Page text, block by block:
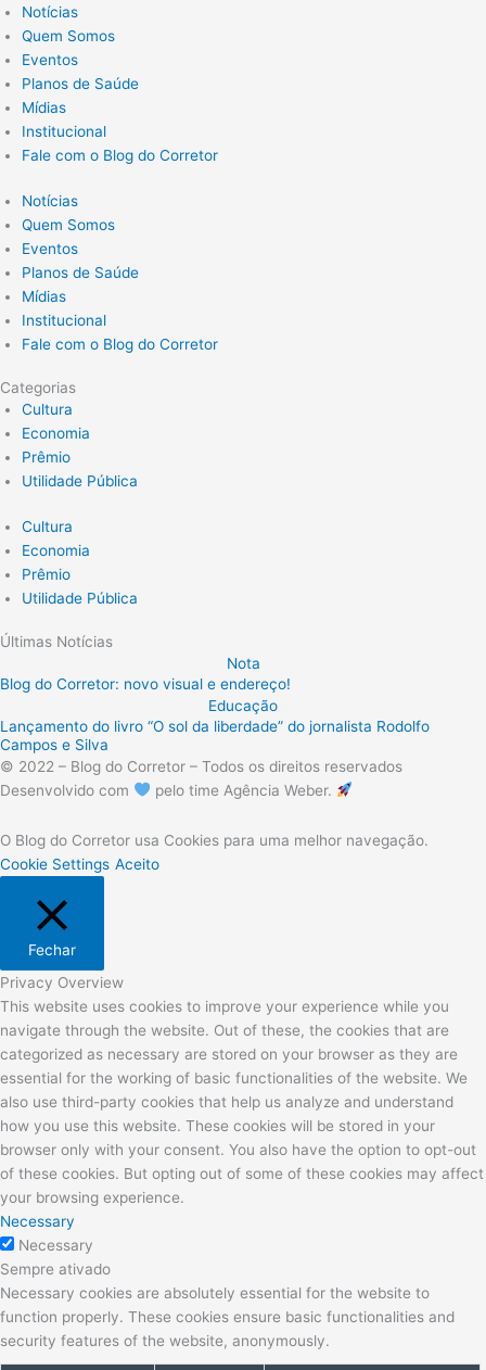
Notícias
Quem Somos
Eventos
Planos de Saúde
Mídias
Institucional
Fale com o Blog do Corretor
Notícias
Quem Somos
Eventos
Planos de Saúde
Mídias
Institucional
Fale com o Blog do Corretor
Categorias
Cultura
Economia
Prêmio
Utilidade Pública
Cultura
Economia
Prêmio
Utilidade Pública
Últimas Notícias
Nota
Blog do Corretor: novo visual e endereço!
Educação
Lançamento do livro “O sol da liberdade” do jornalista Rodolfo
Campos e Silva
© 2022 – Blog do Corretor – Todos os direitos reservados
Desenvolvido com
pelo time Agência Weber.
O Blog do Corretor usa Cookies para uma melhor navegação.
Cookie Settings Aceito
Fechar
Privacy Overview
This website uses cookies to improve your experience while you
navigate through the website. Out of these, the cookies that are
categorized as necessary are stored on your browser as they are
essential for the working of basic functionalities of the website. We
also use third-party cookies that help us analyze and understand
how you use this website. These cookies will be stored in your
browser only with your consent. You also have the option to opt-out
of these cookies. But opting out of some of these cookies may affect
your browsing experience.
Necessary
Necessary
Sempre ativado
Necessary cookies are absolutely essential for the website to
function properly. These cookies ensure basic functionalities and
security features of the website, anonymously.